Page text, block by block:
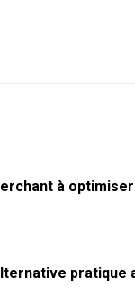
à
pratique